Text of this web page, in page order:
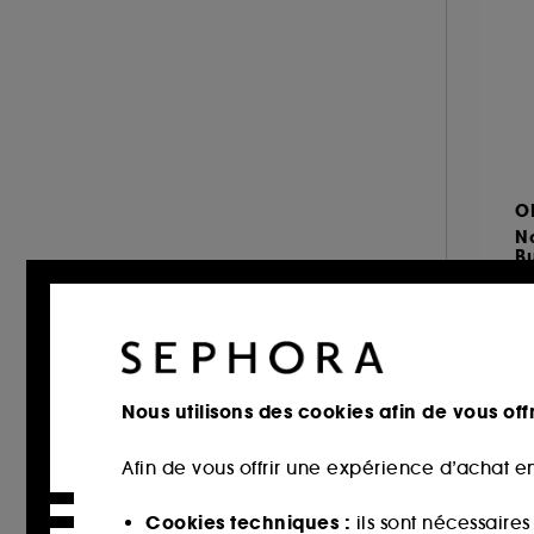
LES SECRETS DE LOLY (20)
MAISON FRANCIS KURKDJIAN (5)
MOROCCANOIL (31)
NUXE (14)
OUAI (30)
PRADA (2)
Nous utilisons des cookies afin de vous
Afin de vous offrir une expérience d’achat
Cookies techniques : ils sont